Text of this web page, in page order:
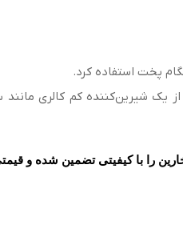
پخت استفاده کرد.
یک شیرین‌کننده کم کالری
را با کیفیتی تضمین شده و